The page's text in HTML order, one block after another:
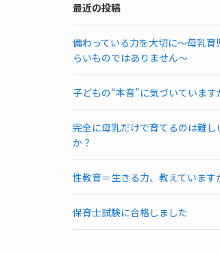
最近の投稿
備わっている力を大切に～母乳育
らいものではありません～
子どもの“本音”に気づいています
完全に母乳だけで育てるのは難し
か？
性教育＝生きる力、教えています
保育士試験に合格しました